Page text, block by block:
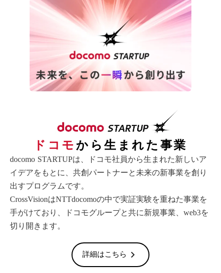
ドコモ から生まれた事業
docomo STARTUPは、ドコモ社員から生まれた新しいア
イデアをもとに、共創パートナーと未来の新事業を創り
出すプログラムです。
CrossVisionはNTTdocomoの中で実証実験を重ねた事業を
手がけており、ドコモグループと共に新規事業、web3を
切り開きます。
詳細はこちら chevron_right